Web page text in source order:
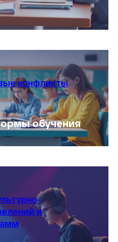
конфликты
обучения
и